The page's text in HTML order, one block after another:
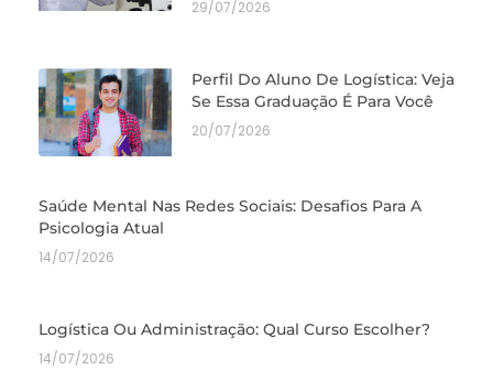
29/07/2026
Perfil Do Aluno De Logística: Veja
Se Essa Graduação É Para Você
20/07/2026
Saúde Mental Nas Redes Sociais: Desafios Para A
Psicologia Atual
14/07/2026
Logística Ou Administração: Qual Curso Escolher?
14/07/2026